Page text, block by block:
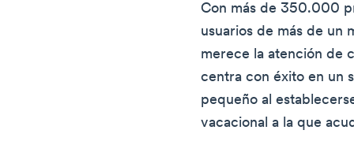
Con más de 350.000
usuarios de más de un
merece la atención de
centra con éxito en un
pequeño al
vacacional a la que